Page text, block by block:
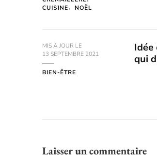
CUISINE
NOËL
MIS À JOUR LE
13 SEPTEMBRE 2021
BIEN-ÊTRE
Idée
qui
Laisser un commentaire